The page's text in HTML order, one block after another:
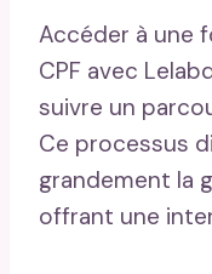
Accéder à une
CPF avec
suivre un
Ce processus
grandement la
offrant une